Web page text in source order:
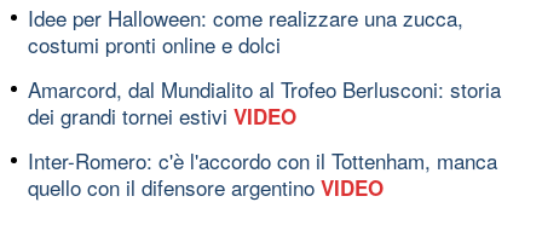
Idee per Halloween: come realizzare una zucca,
costumi pronti online e dolci
Amarcord, dal Mundialito al Trofeo Berlusconi: storia
dei grandi tornei estivi VIDEO
Inter-Romero: c'è l'accordo con il Tottenham, manca
quello con il difensore argentino VIDEO